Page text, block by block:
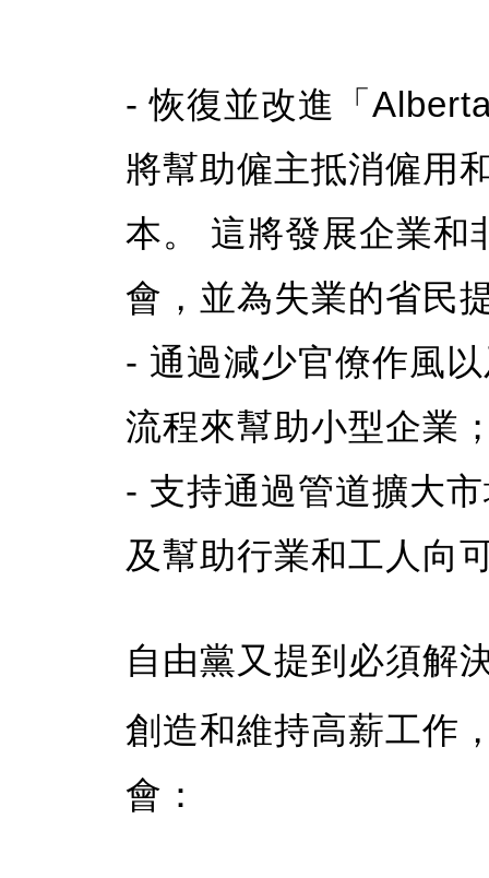
- 恢復並改進「
將幫助僱主抵消僱用
本。 這將發展企業和
會，並為失業的省民
- 通過減少官僚作風
流程來幫助小型企業
- 支持通過管道擴大
及幫助行業和工人向
自由黨又提到必須解
創造和維持高薪工作
會：